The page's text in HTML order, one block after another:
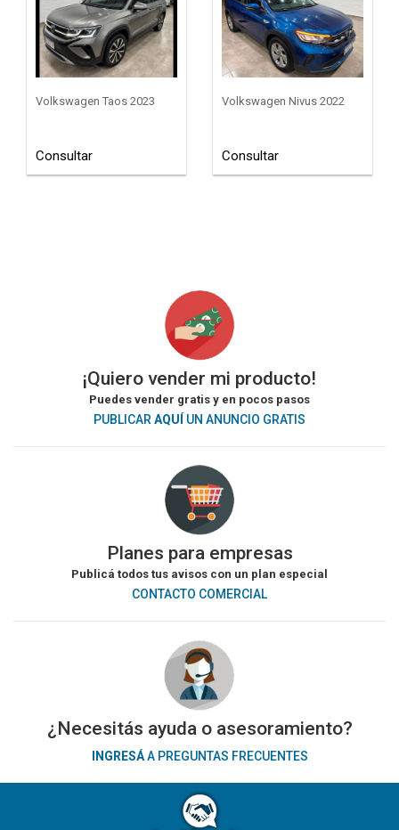
Volkswagen Taos 2023
Consultar
Volkswagen Nivus 2022
Consultar
¡Quiero vender mi producto!
Puedes vender gratis y en pocos pasos
PUBLICAR AQUÍ UN ANUNCIO GRATIS
Planes para empresas
Publicá todos tus avisos con un plan especial
CONTACTO COMERCIAL
¿Necesitás ayuda o asesoramiento?
INGRESÁA PREGUNTAS FRECUENTES